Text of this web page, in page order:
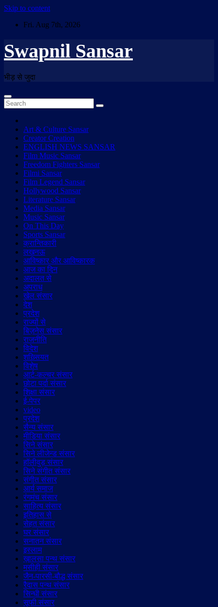
Skip to content
Fri. Aug 7th, 2026
Swapnil Sansar
भीड़ से जुदा
Art & Culture Sansar
Creator Creation
ENGLISH NEWS SANSAR
Film Music Sansar
Freedom Fighters Sansar
Filmi Sansar
Film Legend Sansar
Hollywood Sansar
Literature Sansar
Media Sansar
Music Sansar
On This Day
Sports Sansar
क्रान्तिकारी
लखनऊ
आविष्कार और आविष्कारक
आज का दिन
अदालत से
अपराध
खेल संसार
देश
प्रदेश
राज्यों से
बिज़नेस संसार
राजनीति
विदेश
शख़्सियत
विशेष
आर्ट-कल्चर संसार
छोटा पर्दा संसार
शिक्षा संसार
ई-पेपर
video
प्रदेश
सैन्य संसार
मीडिया संसार
सिने संसार
सिने लीजेन्ड संसार
हॉलीवुड़ संसार
सिने संगीत संसार
संगीत संसार
आर्य समाज
रंगमंच संसार
साहित्य संसार
इतिहास से
सेहत संसार
घर संसार
सनातन संसार
इस्लाम
ख़ालसा पन्थ संसार
मसीही संसार
जैन-पारसी-बौद्ध संसार
रैदास पन्थ संसार
सिन्धी संसार
सूफी संसार